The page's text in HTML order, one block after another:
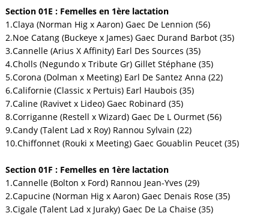
Section 01E : Femelles en 1ère lactation
1.Claya (Norman Hig x Aaron) Gaec De Lennion (56)
2.Noe Catang (Buckeye x James) Gaec Durand Barbot (35)
3.Cannelle (Arius X Affinity) Earl Des Sources (35)
4.Cholls (Negundo x Tribute Gr) Gillet Stéphane (35)
5.Corona (Dolman x Meeting) Earl De Santez Anna (22)
6.Californie (Classic x Pertuis) Earl Haubois (35)
7.Caline (Ravivet x Lideo) Gaec Robinard (35)
8.Corriganne (Restell x Wizard) Gaec De L Ourmet (56)
9.Candy (Talent Lad x Roy) Rannou Sylvain (22)
10.Chiffonnet (Rouki x Meeting) Gaec Gouablin Peucet (35)
Section 01F : Femelles en 1ère lactation
1.Cannelle (Bolton x Ford) Rannou Jean-Yves (29)
2.Capucine (Norman Hig x Aaron) Gaec Denais Rose (35)
3.Cigale (Talent Lad x Juraky) Gaec De La Chaise (35)